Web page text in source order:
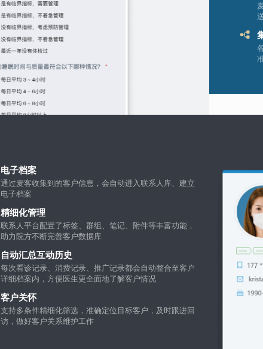
电子档案
通过麦客收集到的客户信息，会自动进入联系人库、建立
电子档案
精细化管理
联系人平台配置了标签、群组、笔记、附件等丰富功能，
助力院方不断完善客户数据库
自动汇总互动历史
每次看诊记录、消费记录、推广记录都会自动整合至客户
详细档案内，方便医生更全面地了解客户情况
客户关怀
支持多条件精细化筛选，准确定位目标客户，及时跟进回
访，做好客户关系维护工作